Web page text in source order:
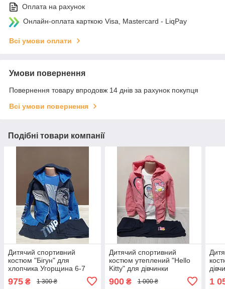
Оплата на рахунок
Онлайн-оплата карткою Visa, Mastercard - LiqPay
Всі умови оплати
Умови повернення
Повернення товару впродовж 14 днів за рахунок покупця
Всі умови повернення
Подібні товари компанії
Дитячий спортивний
костюм "Бігун" для
хлопчика Угорщина 6-7
штанами та лонгслівом
975 ₴ 1 300 ₴
Дитячий спортивний
костюм утеплений "Hello
Kitty" для дівчинки
Угорщина 2-5 років кофта
з лонгслівом і штанами
900₴ 1 000 ₴ 1